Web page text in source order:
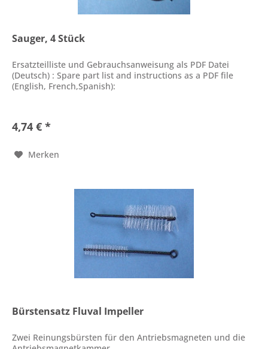
Sauger, 4 Stück
Ersatzteilliste und Gebrauchsanweisung als PDF Datei
(Deutsch) : Spare part list and instructions as a PDF file
(English, French,Spanish):
4,74 € *
Merken
Bürstensatz Fluval Impeller
Zwei Reinungsbürsten für den Antriebsmagneten und die